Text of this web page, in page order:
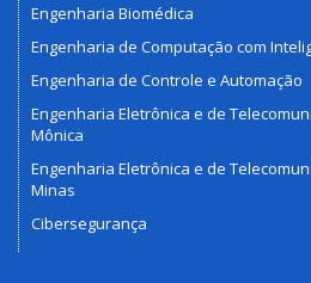
Engenharia Biomédica
Engenharia de Computação com
Engenharia de Controle e Automação
Engenharia Eletrônica e de
Mônica
Engenharia Eletrônica e de
Minas
Cibersegurança